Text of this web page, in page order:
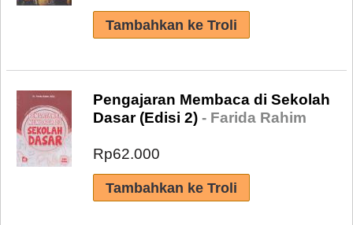
Pengajaran Membaca di Sekolah
Dasar (Edisi 2) - Farida Rahim
Rp62.000